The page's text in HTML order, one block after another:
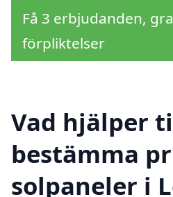
Få 3 erbjudanden,
förpliktelser
Vad hjälper
bestämma
solpaneler i